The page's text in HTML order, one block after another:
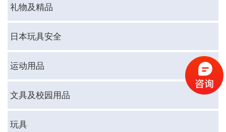
礼物及精品
日本玩具安全
运动用品
文具及校园用品
玩具